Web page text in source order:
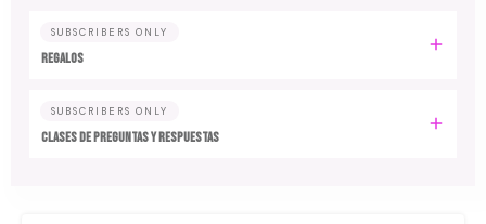
SUBSCRIBERS ONLY
Regalos
SUBSCRIBERS ONLY
Clases de preguntas y respuestas